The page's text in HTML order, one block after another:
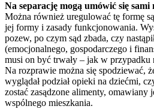
Na separację mogą umówić się sami
Można również uregulować tę formę
jej formy i zasady funkcjonowania.
pozew, po czym sąd zbada, czy
(emocjonalnego, gospodarczego i
musi on być trwały – jak w przypadku
Na rozprawie można się spodziewać,
wyglądał podział opieki na dziećmi,
zostać zasądzone alimenty, omawiany
wspólnego mieszkania.